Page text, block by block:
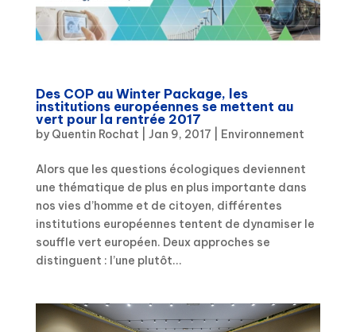
Des COP au Winter Package, les
institutions européennes se mettent au
vert pour la rentrée 2017
by Quentin Rochat Jan 9, 2017 Environnement
Alors que les questions écologiques deviennent
une thématique de plus en plus importante dans
nos vies d’homme et de citoyen, différentes
institutions européennes tentent de dynamiser le
souffle vert européen. Deux approches se
distinguent : l’une plutôt...